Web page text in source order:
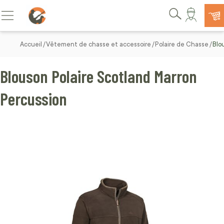
Allez au contenu
Basculer la navigation
Rechercher
Accueil Vêtement de chasse et accessoire Polaire de Chasse
Blouson Polaire Scotland Marron
Percussion